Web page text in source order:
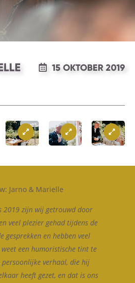
15 OKTOBER 2019
Jarno & Marielle
2019 zijn wij getrouwd door
veel plezier gehad tijdens de
gesprekken en hebben veel
weet een humoristische tint te
persoonlijke verhaal, die hij
heeft gezet, en dat is ons